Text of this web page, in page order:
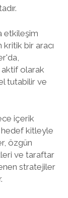
etkileşim
kritik bir aracı
olarak
tutabilir ve
içerik
hedef kitleyle
özgün
ve taraftar
stratejiler